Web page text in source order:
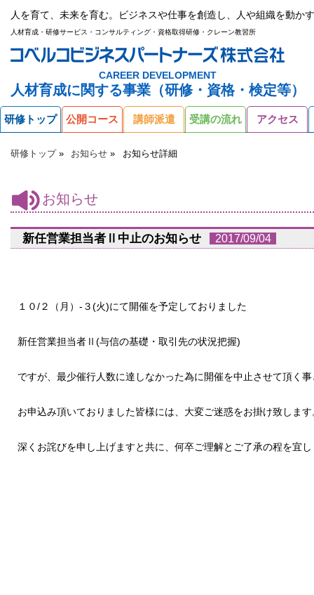
人を育て、未来を育む。ビジネスや仕事を創造し、人や組織を動か
人材育成・研修サービス・コンサルティング・資格取得研修・クレーン教習所
CAREER DEVELOPMENT
人材育成に関する事業（研修・資格・検定等）
研修トップ 公開コース 講師派遣 受講の流れ アクセス
研修トップ お知らせ お知らせ詳細
お知らせ
新任営業担当者Ⅱ中止のお知らせ 2017/09/04
１０/２（月）-３(火)にて開催を予定しておりました
新任営業担当者Ⅱ(与信の基礎・取引先の状況把握)
ですが、最少催行人数に達しなかった為に開催を中止させて頂く
お申込み頂いておりました皆様には、大変ご迷惑をお掛け致します
深くお詫びを申し上げますと共に、何卒ご理解とご了承の程を宜